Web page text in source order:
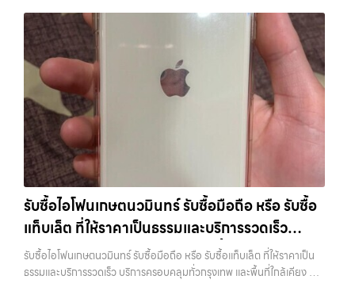
ทันที โดยเน้นบริการในพื้นที่ ลาดพร้าว, รัชดา, บางรัก, แจ้งวัฒนะ,…
ว่าอุปกรณ์แต่ละชิ้นไม่ใช่แค่เครื่องใช้ไฟฟ้า แต่เป็นทรัพย์สินที่มีมูลค่า คุณอาจ
ต้องการเปลี่ยนรุ่น หรือต้องการเงินด่วน เราจึงมอบบริการประเมินสภาพ
เครื่อง ฟรี ปราบปรามความยุ่งยากทั้งหลาย โดยเน้น โปร่งใส มั่นใจได้ และ
จ่ายเงินทันทีเมื่อตกลงซื้อขายสำเร็จ บริการของเราครอบคลุมทั้ง iPhone
สายใหม่-เก่า, Samsung ทุกรุ่น, iPad และแท็บเล็ตทุกแบรนด์ เรารับถึงแม้
จะอยู่ในสภาพใช้งานแล้ว ตกแต่งแล้ว หรือมีรอยบ้าง เพราะมูลค่าของเครื่อง
ไม่ได้ขึ้นอยู่แค่ยี่ห้อ แต่ขึ้นอยู่กับสภาพจริง ความครบชุด และความสะดวกใน
การขายของคุณ เราจึงตั้งใจให้บริการในเขต ลาดพร้าว, รัชดา, บางรัก,
แจ้งวัฒนะ, บางแค, วัชรพล, รามอินทรา, บางนา, บางพลี, เกษตรนวมินทร์,
เสนานิคม, วังหิน อย่างเต็มที่ ไม่ว่าคุณจะค้นหาคำว่า “รับซื้อมือถือใกล้ฉัน”,
“รับซื้อโทรศัพท์มือสองกรุงเทพ”, “ขาย iPad ได้ราคา”, “รับซื้อแท็บเล็ต
กรุงเทพถึงที่”, หรือ “รับซื้อ Samsung มือสอง ราคาสูง” — ที่นี่คือคำตอบ
เพราะบริการของเรามุ่งตรงให้คุณได้รับราคาและความสะดวกสบายที่เหนือ
กว่า เลือกเราแล้วคุณจะได้บริการที่คุณไว้วางใจ พร้อมทีมงานที่พร้อม
อำนวยความสะดวก นัดรับถึงที่ ตรวจสภาพอย่างมืออาชีพ และจ่ายเงินทันที
ทั้งหมดนี้เพื่อให้การขายอุปกรณ์ของคุณเป็นเรื่องง่ายขึ้น ดีกว่า รวดเร็วกว่า
และคุ้มค่ากว่า ทำไมต้องเลือกเรา ผู้เชี่ยวชาญด้านการให้บริการ รับซื้อมือถือ
วัชรพล รามอินทรา รับซื้อโทรศัพท์วัชรพล — รับซื้อมือถือ หรือ รับซื้อ
แท็บเล็ต ที่ให้ราคาเป็นธรรมและบริการรวดเร็ว บริการครอบคลุมทั่วกรุงเทพ
และพื้นที่ใกล้เคียง รับซื้อโทรศัพท์วัชรพล รับซื้อมือถือ หรือ รับซื้อแท็บเล็ต ที่
ให้ราคาเป็นธรรมและบริการรวดเร็ว บริการครอบคลุมทั่วกรุงเทพ และพื้นที่
ใกล้เคียง รับซื้อ iPhone… รับซื้อโทรศัพท์วัชรพล รับซื้อ iPhone ทุกรุ่น ให้
ราคาสูง พร้อมจ่ายเงินทันที ประสบการณ์เหนือระดับกับการ รับซื้อไอ
โฟน, รับซื้อไอแพด, รับซื้อมือถือ ยินดีต้อนรับสู่ “รับซื้อขายมือถือ.com”
เว็บไซต์ที่คุณไว้วางใจได้ สำหรับบริการ รับซื้อ มือถือ iPhone, Samsung,
iPad, แท็บเล็ต ทุกยี่ห้อ ให้ราคาสูง พร้อมจ่ายเงินทันที ครอบคลุมพื้นที่
ลาดพร้าว, รัชดา, บางรัก, แจ้งวัฒนะ, บางแค, วัชรพล, รามอินทรา และเขต
กรุงเทพฯ ใกล้ “ใกล้ ฉัน” ที่สุด ในยุคที่สมาร์ทโฟน แท็บเล็ต และอุปกรณ์ไอที
ใหม่ๆ เปลี่ยนรุ่นกันแทบทุกช่วงเวลา อุปกรณ์ที่คุณใช้แล้วอาจกลายเป็นของ
ที่ไม่ได้ใช้งานอยู่เฉยๆ เว็บไซต์ของเราจึงเกิดขึ้นเพื่อเป็นทางเลือกให้คุณ
สามารถเปลี่ยนอุปกรณ์ที่ไม่ใช้แล้วให้กลายเป็นเงินสดได้ทันที ด้วยบริการ รับ
ซื้อไอโฟน, รับซื้อไอแพด, รับซื้อมือถือ, รับซื้อโทรศัพท์, รับซื้อโน๊ตบุ๊ค, รับซื้อ
แท็บเล็ต, รับซื้อสินค้าไอทีกรุงเทพมหานคร อย่างครบวงจร ไม่ว่าคุณจะอยู่
โซนเมืองหรือเขตชานเมือง เรามีทีมงานพร้อมให้บริการถึงที่ในพื้นที่ “ใกล้
รับซื้อไอโฟนเกษตนวมินทร์ รับซื้อมือถือ หรือ รับซื้อ
แท็บเล็ต ที่ให้ราคาเป็นธรรมและบริการรวดเร็ว
บริการครอบคลุมทั่วกรุงเทพ และพื้นที่ใกล้เคียง
รับซื้อไอโฟนเกษตนวมินทร์ รับซื้อมือถือ หรือ รับซื้อแท็บเล็ต ที่ให้ราคาเป็น
ธรรมและบริการรวดเร็ว บริการครอบคลุมทั่วกรุงเทพ และพื้นที่ใกล้เคียง —